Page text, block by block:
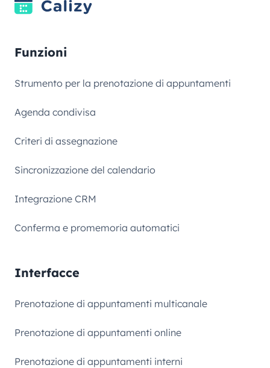
Funzioni
Strumento per la prenotazione di appuntamenti
Agenda condivisa
Criteri di assegnazione
Sincronizzazione del calendario
Integrazione CRM
Conferma e promemoria automatici
Interfacce
Prenotazione di appuntamenti multicanale
Prenotazione di appuntamenti online
Prenotazione di appuntamenti interni